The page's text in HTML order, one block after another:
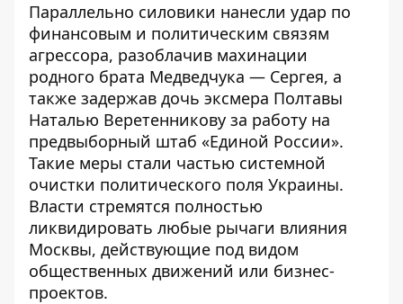
Параллельно силовики нанесли удар по
финансовым и политическим связям
агрессора, разоблачив махинации
родного брата Медведчука — Сергея, а
также задержав дочь эксмера Полтавы
Наталью Веретенникову за работу на
предвыборный штаб «Единой России».
Такие меры стали частью системной
очистки политического поля Украины.
Власти стремятся полностью
ликвидировать любые рычаги влияния
Москвы, действующие под видом
общественных движений или бизнес-
проектов.